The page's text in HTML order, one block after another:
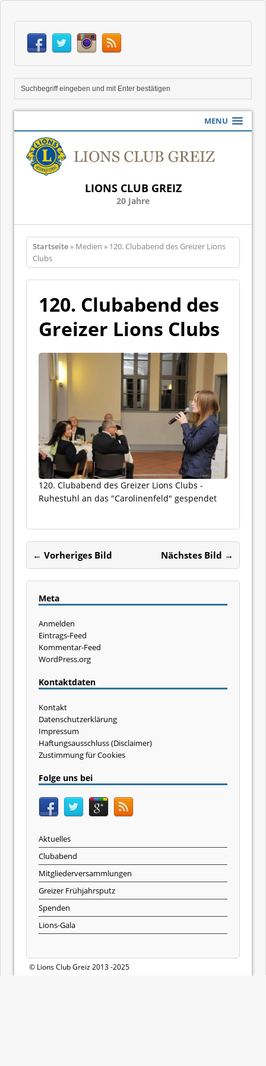
MENU
LIONS CLUB GREIZ
20 Jahre
Startseite» Medien » 120. Clubabend des Greizer Lions
Clubs
120. Clubabend des
Greizer Lions Clubs
120. Clubabend des Greizer Lions Clubs -
Ruhestuhl an das "Carolinenfeld" gespendet
← Vorheriges Bild Nächstes Bild →
Meta
Anmelden
Eintrags-Feed
Kommentar-Feed
WordPress.org
Kontaktdaten
Kontakt
Datenschutzerklärung
Impressum
Haftungsausschluss (Disclaimer)
Zustimmung für Cookies
Folge uns bei
Aktuelles
Clubabend
Mitgliederversammlungen
Greizer Frühjahrsputz
Spenden
Lions-Gala
© Lions Club Greiz 2013 -2025